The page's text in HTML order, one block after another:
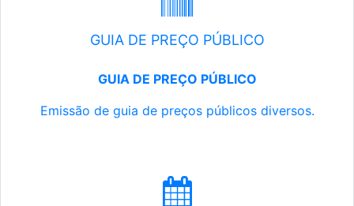
GUIA DE PREÇO PÚBLICO
GUIA DE PREÇO PÚBLICO
Emissão de guia de preços públicos diversos.